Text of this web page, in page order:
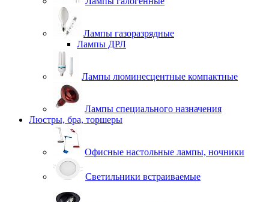
Лампы газоразрядные
Лампы ДРЛ
Лампы люминесцентные компактные
Лампы специального назначения
Люстры, бра, торшеры
Офисные настольные лампы, ночники
Светильники встраиваемые